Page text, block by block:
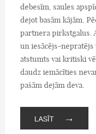
debesīm, saules
dejot basām kājām.
partnera pirkstgalus.
un iesācējs-nepratējs
atstumts vai kritiski
daudz iemācīties
pašām dejām deva.
LASĪT →